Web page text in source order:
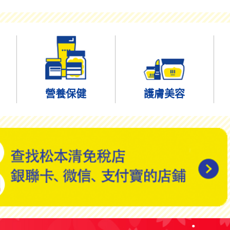
營養保健 護膚美容